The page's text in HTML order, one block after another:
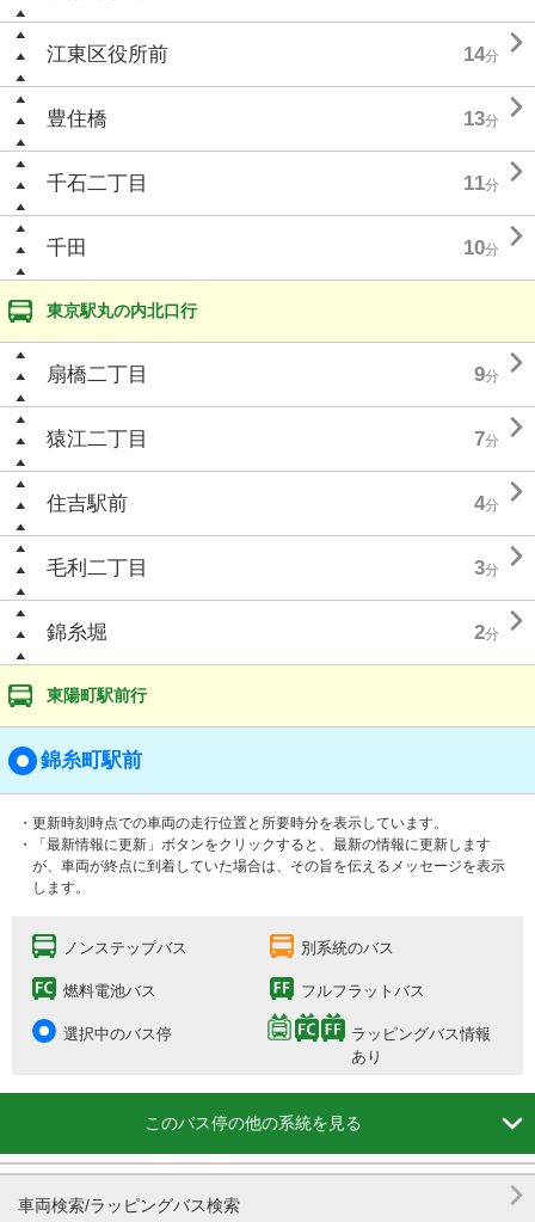
江東区役所前 14分 
豊住橋 13分 
千石二丁目 11分 
千田 10分 
東京駅丸の内北口行
扇橋二丁目 9分 
猿江二丁目 7分 
住吉駅前 4分 
毛利二丁目 3分 
錦糸堀 2分 
東陽町駅前行
錦糸町駅前
・更新時刻時点での車両の走行位置と所要時分を表示しています。
・「最新情報に更新」ボタンをクリックすると、最新の情報に更新します
が、車両が終点に到着していた場合は、その旨を伝えるメッセージを表示
します。
ノンステップバス 別系統のバス
燃料電池バス フルフラットバス
選択中のバス停
ラッピングバス情報
あり
このバス停の他の系統を見る 
車両検索/ラッピングバス検索 